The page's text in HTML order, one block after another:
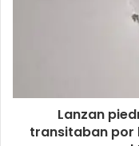
Lanzan
transitaban por